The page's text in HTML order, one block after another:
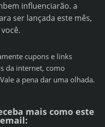
influenciarão. a
ser lançada este mês,
cupons e links
da internet, como
a pena dar uma olhada.
mais como este